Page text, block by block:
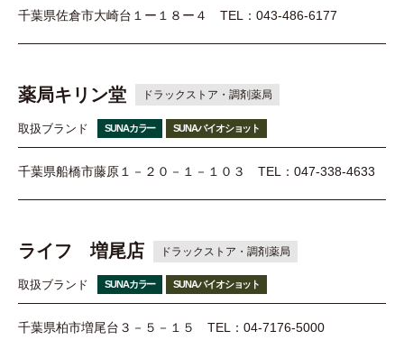
千葉県佐倉市大崎台１ー１８ー４ TEL：043-486-6177
薬局キリン堂 ドラックストア・調剤薬局
取扱ブランド SUNAカラー SUNAバイオショット
千葉県船橋市藤原１－２０－１－１０３ TEL：047-338-4633
ライフ 増尾店 ドラックストア・調剤薬局
取扱ブランド SUNAカラー SUNAバイオショット
千葉県柏市増尾台３－５－１５ TEL：04-7176-5000